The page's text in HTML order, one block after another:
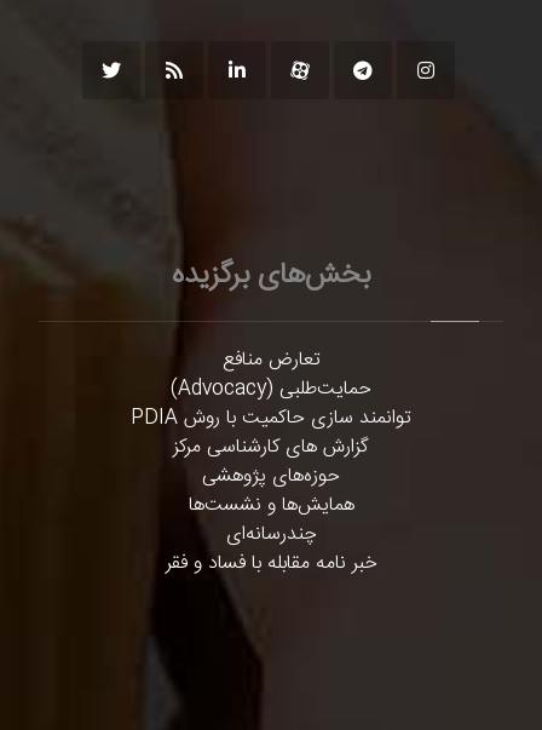
بخش‌های برگزیده
تعارض منافع
حمایت‌طلبی (Advocacy)
توانمند سازی حاکمیت با روش PDIA
گزارش های کارشناسی مرکز
حوزه‌های پژوهشی
همایش‌ها و نشست‌ها
چندرسانه‌ای
خبر نامه مقابله با فساد و فقر